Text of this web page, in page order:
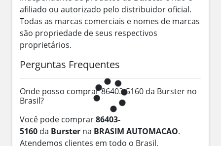
afiliado ou autorizado pelo distribuidor oficial.
Todas as marcas comerciais e nomes de marcas
são propriedade de seus respectivos
proprietários.
Perguntas Frequentes
Onde posso comprar 86403-5160 da Burster no
Brasil?
Você pode comprar86403-
5160 da Burster na BRASIM AUTOMACAO.
Atendemos clientes em todo o Brasil,